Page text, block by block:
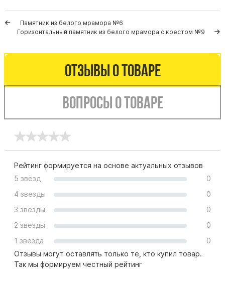
Буквы из латуни
Цоколь из гранита
Столбы для ограды чугун
Ограды металл
Столы и лавки
Тротуарная плитка
Венки
Вазы из гранита
Скульптуры в полный рост
Кресты
Памятник из белого мрамора №6
Горизонтальный памятник из белого мрамора с крестом №9
Отзывы о товаре
Вопросы о товаре
Рейтинг формируется на основе актуальных отзывов
5 звёзд
0
4 звезды
0
3 звезды
0
2 звезды
0
1 звезда
0
Отзывы могут оставлять только те, кто купил товар.
Так мы формируем честный рейтинг